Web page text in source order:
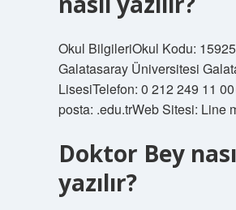
Okul BilgileriOkul Kodu:
Galatasaray Üniversitesi
LisesiTelefon: 0 212 249 11
posta: .edu.trWeb Sitesi: Line
Doktor Bey
yazılır?